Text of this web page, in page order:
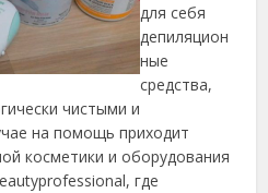
для себя
депиляцион
ные
средства,
чистыми и
на помощь приходит
косметики и оборудования
где